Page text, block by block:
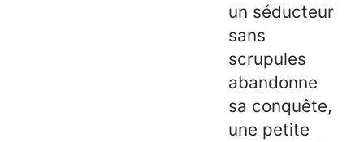
un séducteur
sans
scrupules
abandonne
sa conquête,
une petite